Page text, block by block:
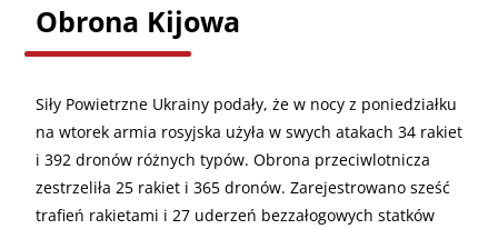
Obrona Kijowa
Siły Powietrzne Ukrainy podały, że w nocy z poniedziałku
na wtorek armia rosyjska użyła w swych atakach 34 rakiet
i 392 dronów różnych typów. Obrona przeciwlotnicza
zestrzeliła 25 rakiet i 365 dronów. Zarejestrowano sześć
trafień rakietami i 27 uderzeń bezzałogowych statków